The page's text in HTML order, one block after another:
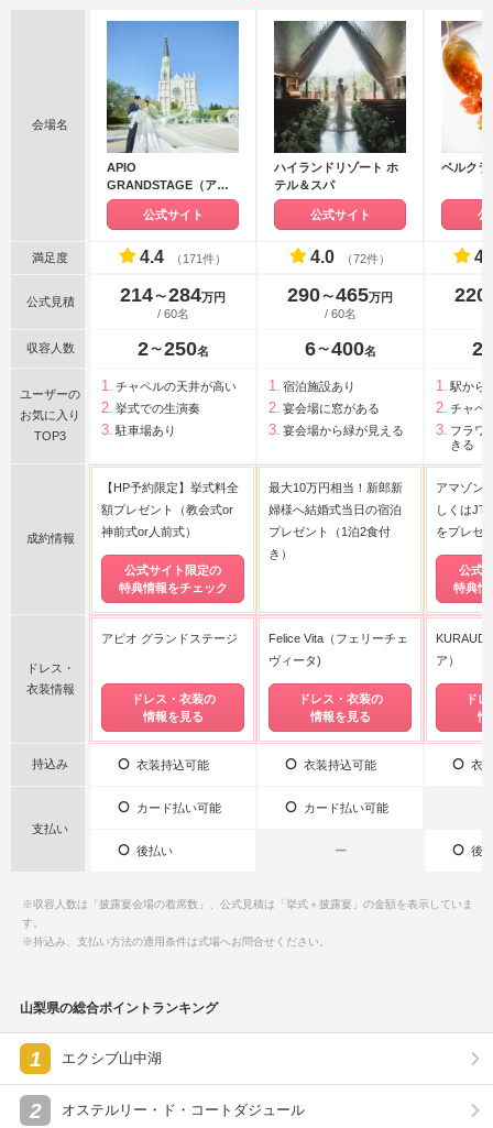
会場名
APIO
GRANDSTAGE（アピ
オ グランドステージ）
公式サイト
ハイランドリゾート ホ
テル＆スパ
公式サイト
ベルクラ
公
満足度 4.4 （171件） 4.0 （72件）
公式見積 214〜284万円
/ 60名
290〜465万円
/ 60名
220
収容人数 2 〜 250名 6 〜 400名 2
ユーザーの
お気に入り
TOP3
チャペルの天井が高い
挙式での生演奏
駐車場あり
宿泊施設あり
宴会場に窓がある
宴会場から緑が見える
駅から
チャペ
フラワ
きる
成約情報
【HP予約限定】挙式料全
額プレゼント（教会式or
神前式or人前式）
公式サイト限定の
特典情報をチェック
最大10万円相当！新郎新
婦様へ結婚式当日の宿泊
プレゼント（1泊2食付
き）
アマゾン
しくは
をプレゼ
公式
特典情
ドレス・
衣装情報
アピオ グランドステージ
ドレス・衣装の
情報を見る
Felice Vita（フェリーチェ
ヴィータ)
ドレス・衣装の
情報を見る
ア）
ド
情
持込み 衣装持込可能 衣装持込可能 衣
支払い
カード払い可能 カード払い可能
後払い ー 後
※収容人数は「披露宴会場の着席数」、公式見積は「挙式＋披露宴」の金額を表示していま
す。
※持込み、支払い方法の適用条件は式場へお問合せください。
山梨県の総合ポイントランキング
1 エクシブ山中湖
2 オステルリー・ド・コートダジュール